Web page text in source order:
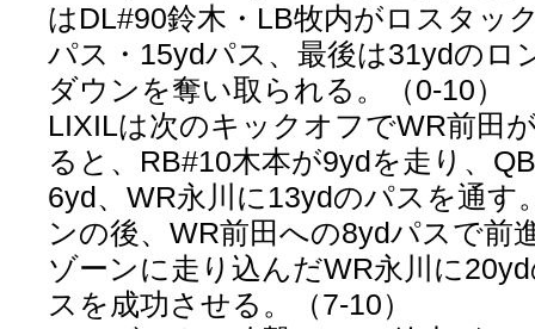
はDL#90鈴木・LB牧内がロスタッ
パス・15ydパス、最後は31ydのロ
ダウンを奪い取られる。（0-10）
LIXILは次のキックオフでWR前田
ると、RB#10木本が9ydを走り、
6yd、WR永川に13ydのパスを通す
ンの後、WR前田への8ydパスで前
ゾーンに走り込んだWR永川に
スを成功させる。（7-10）